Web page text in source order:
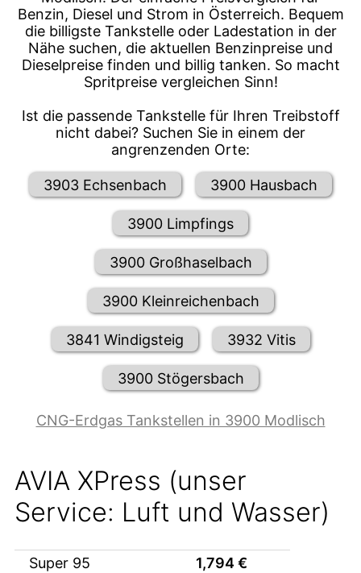
Benzin, Diesel und Strom in Österreich. Bequem
die billigste Tankstelle oder Ladestation in der
Nähe suchen, die aktuellen Benzinpreise und
Dieselpreise finden und billig tanken. So macht
Spritpreise vergleichen Sinn!
Ist die passende Tankstelle für Ihren Treibstoff
nicht dabei? Suchen Sie in einem der
angrenzenden Orte:
3903 Echsenbach 3900 Hausbach
3900 Limpfings
3900 Großhaselbach
3900 Kleinreichenbach
3841 Windigsteig 3932 Vitis
3900 Stögersbach
CNG-Erdgas Tankstellen in 3900 Modlisch
AVIA XPress (unser
Service: Luft und Wasser)
Super 95 1,794€